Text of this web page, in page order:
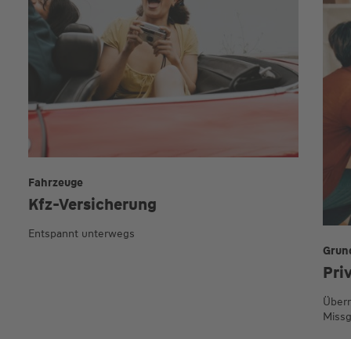
Kfz-Versicherung
Fahrzeuge
Entspannt unterwegs